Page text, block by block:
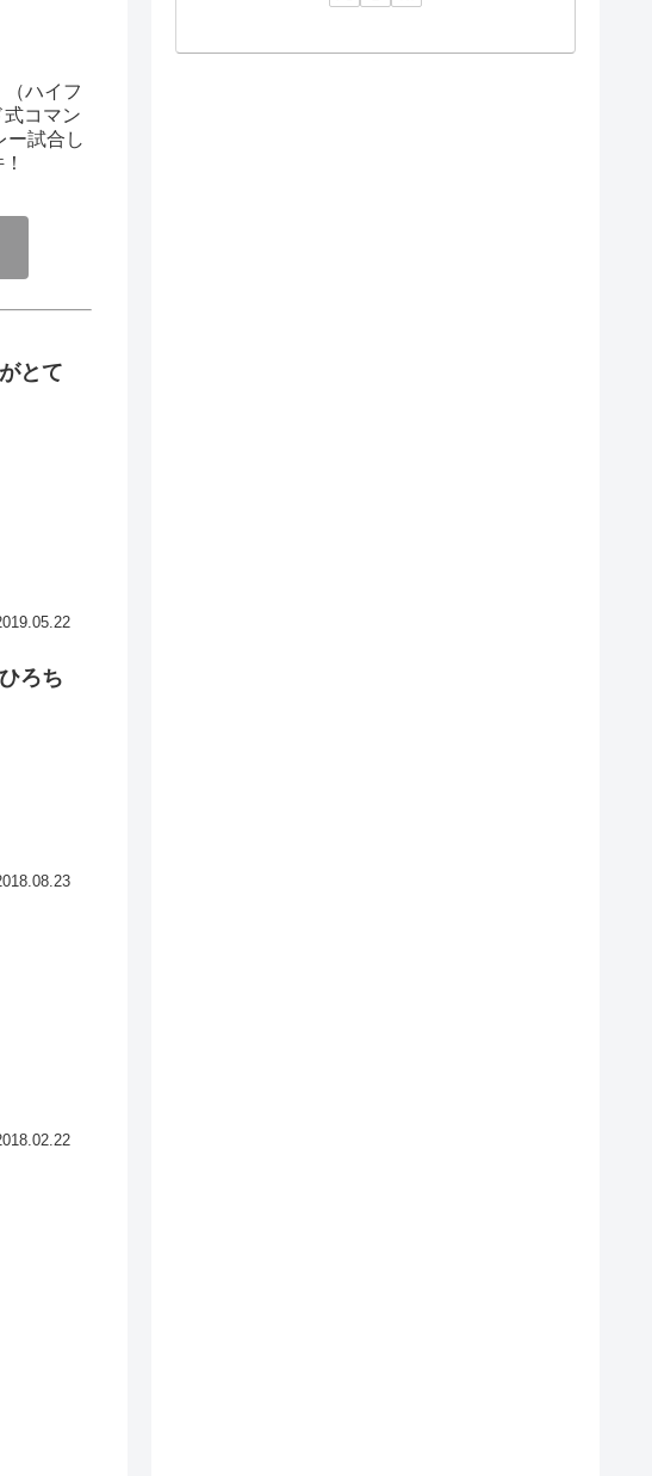
（ハイフ
コマン
ー試合し
とて
ろち